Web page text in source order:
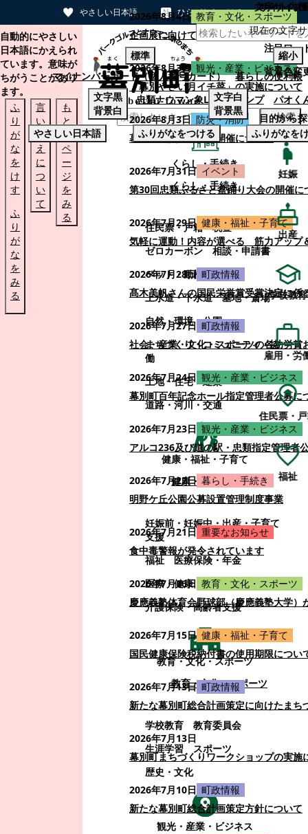
やさしい日本語 ひらがなをつける
本文へスキップする
自動的にやさしい
日本語にかえられ
ています。意味が
ちがうことがあり
ます。
ふ
り
が
な
を
け
す
ふ
り
が
な
を
み
る
言
い
替
え
に
つ
い
て
も
と
の
ペ
ー
ジ
を
み
る
検索
くらし・手続き
くらし・手続き
住民票・戸籍
税金
ゼロカーボン
相談・申請書
ペット・動植物
ごみ
上水道・下水道
墓地・斎場
自然・環境・公園
まちづくり・コミュニティ・協
働
土地・住宅・建築
道路・河川・交通
健康・福祉・子育て
健康・福祉・子育て
妊娠前・妊娠中・出産・子育て
支援
福祉
医療保険・年金
医療・健康
介護保険・高齢者支援
教育・文化・スポーツ
教育・文化・スポーツ
学校教育
教育委員会
生涯学習
スポーツ
歴史・文化
観光・産業・ビジネス
2026年8月4日 教育・文化・スポーツ
企画展に向けて：安東ウメ子さんとの思
2026年8月3日 観光・産業・ビジネス
「幕別やさい月イチ菜」の実施について
2026年8月3日 防災・消防
幕別町防災フェアの開催について
2026年7月31日 イベント
第30回忠類ふるさと盆踊り大会の開催に
2026年7月29日 健康・福祉・子育て
気軽に運動！内容が選べる 筋力アップ
2026年7月28日 町政情報
髙木美帆さんの国民栄誉賞受賞決定に係
2026年7月27日 町政情報
社会・産業・文化・スポーツの各功労
2026年7月24日 観光・産業・ビジネス
幕別町百年記念ホール指定管理者公募に
2026年7月23日 観光・産業・ビジネス
アルコ236及び道の駅・忠類指定管理者
2026年7月22日 暮らし・手続き
明野ケ丘公園公募設置管理制度事業
2026年7月21日 重要なお知らせ
食中毒警報が発令されています
2026年7月16日 教育・文化・スポーツ
慶應義塾体育会野球部（慶應義塾大学）
2026年7月15日 健康・福祉・子育て
国民健康保険税納付書の使用期限につい
2026年7月13日 町政情報
新たな幕別町総合計画策定に向けたまち
2026年7月13日
幕別町まちづくりワークショップの実施
2026年7月10日 町政情報
新たな幕別町総合計画策定方針について
サイト内
注目ワー
マイナンバーカード（個人番号カード）
暮らしの便利帳
忠類ナウマン象LINEスタンプ
パオく
目的から
妊娠
出産
学校教育
雇用・労
住民票・
福祉
文字サイズ
現在の文字
標準
縮小
背景色変
文字黒
背景白
文字白
背景黒
やさしい日本語
ふりがなをつける ふりがなを